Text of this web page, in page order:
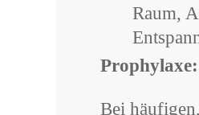
Raum,
Prophylaxe:
Bei